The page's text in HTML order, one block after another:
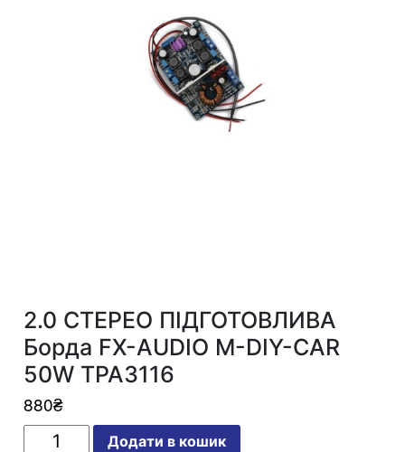
2.0 СТЕРЕО ПІДГОТОВЛИВА
Борда FX-AUDIO M-DIY-CAR
50W TPA3116
880₴
Додати в кошик